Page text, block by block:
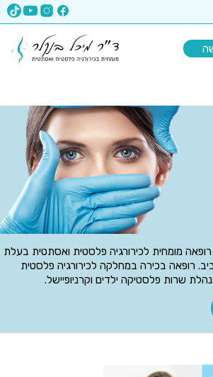
x-api-
מומחית לכירורגיה פלסטית ואסתטית בעלת
רופאה בכירה במחלקה לכירורגיה פלסטית
שרות פלסטיקה ילדים וקרניופיישל.